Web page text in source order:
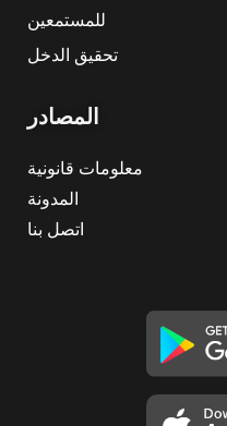
للمستمعين
تحقيق الدخل
المصادر
معلومات قانونية
المدونة
اتصل بنا